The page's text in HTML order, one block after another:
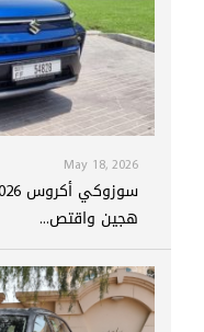
May 18, 2026
هجين واقتص...